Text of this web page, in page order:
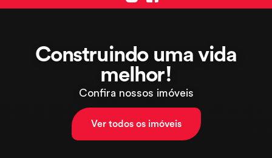
Construindo umavida
melhor!
Confira nossos imóveis
Ver todos os imóveis